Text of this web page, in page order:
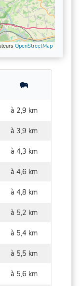
OpenStreetMap
à 2,9 km
à 3,9 km
à 4,3 km
à 4,6 km
à 4,8 km
à 5,2 km
à 5,4 km
à 5,5 km
à 5,6 km